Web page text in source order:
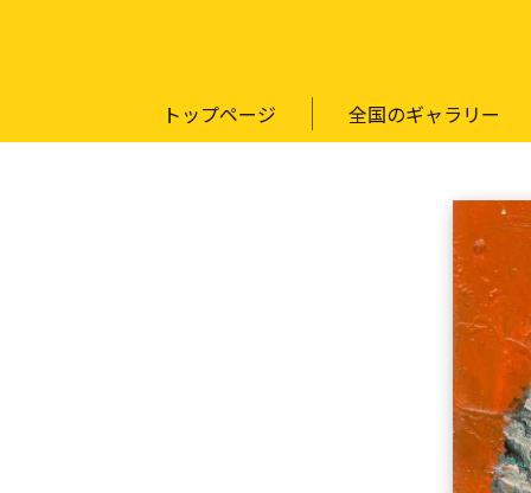
トップページ 全国のギャラリー